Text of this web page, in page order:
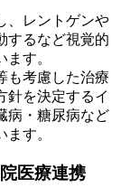
、レントゲンや
するなど視覚的
す。
も考慮した治療
針を決定するイ
病・糖尿病など
す。
医療連携